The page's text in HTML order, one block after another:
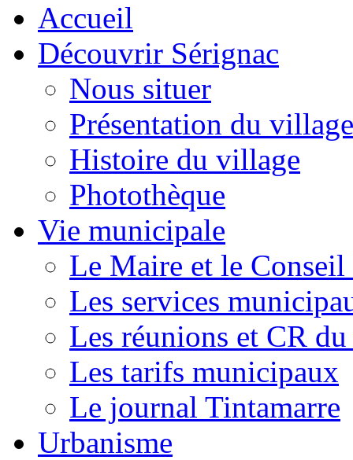
Accueil
Découvrir Sérignac
Nous situer
Présentation du village
Histoire du village
Photothèque
Vie municipale
Le Maire et le
Les services
Les réunions et CR
Les tarifs municipaux
Le journal Tintamarre
Urbanisme